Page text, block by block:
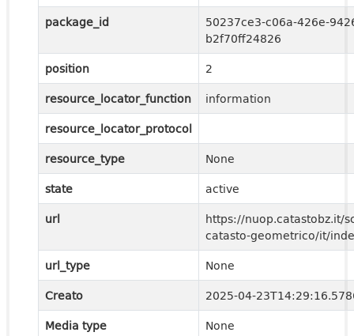
package_id
50237ce3-c06a-426e-
b2f70ff24826
position
2
resource_locator_function
information
resource_locator_protocol
resource_type
None
state
active
url
https://nuop.catastobz.it/
catasto-geometrico/it/
url_type
None
Creato
2025-04-
Media type
None